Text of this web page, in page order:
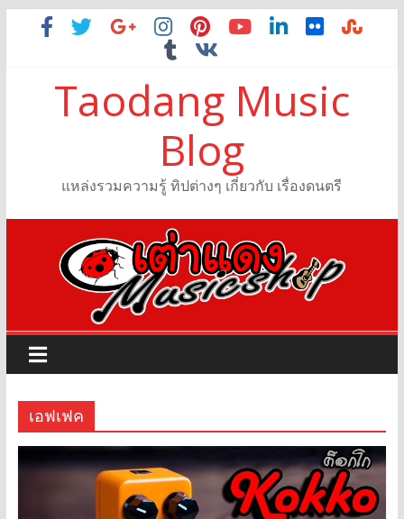
Taodang Music
Blog
แหล่งรวมความรู้ ทิปต่างๆ เกี่ยวกับ เรื่องดนตรี
เอฟเฟค